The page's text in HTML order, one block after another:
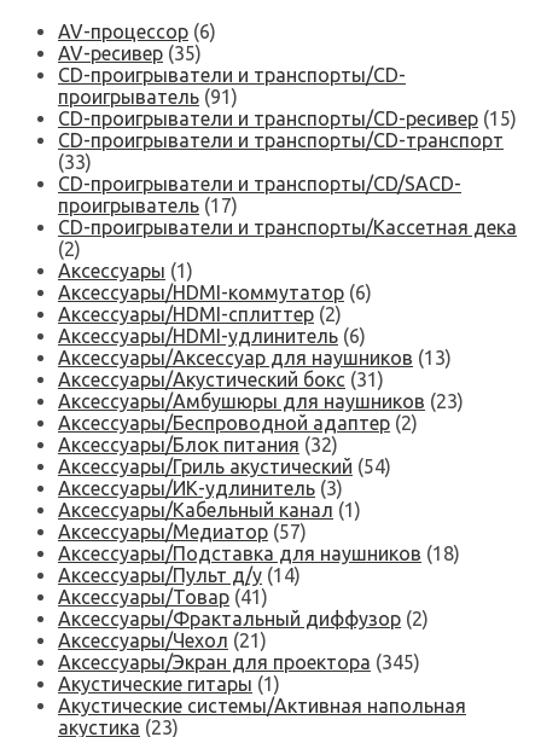
AV-процессор (6)
AV-ресивер (35)
CD-проигрыватели и транспорты/CD-
проигрыватель (91)
CD-проигрыватели и транспорты/CD-ресивер (15)
CD-проигрыватели и транспорты/CD-транспорт
(33)
CD-проигрыватели и транспорты/CD/SACD-
проигрыватель (17)
CD-проигрыватели и транспорты/Кассетная дека
(2)
Аксессуары (1)
Аксессуары/HDMI-коммутатор (6)
Аксессуары/HDMI-сплиттер (2)
Аксессуары/HDMI-удлинитель (6)
Аксессуары/Аксессуар для наушников (13)
Аксессуары/Акустический бокс (31)
Аксессуары/Амбушюры для наушников (23)
Аксессуары/Беспроводной адаптер (2)
Аксессуары/Блок питания (32)
Аксессуары/Гриль акустический (54)
Аксессуары/ИК-удлинитель (3)
Аксессуары/Кабельный канал (1)
Аксессуары/Медиатор (57)
Аксессуары/Подставка для наушников (18)
Аксессуары/Пульт д/у (14)
Аксессуары/Товар (41)
Аксессуары/Фрактальный диффузор (2)
Аксессуары/Чехол (21)
Аксессуары/Экран для проектора (345)
Акустические гитары (1)
Акустические системы/Активная напольная
акустика (23)